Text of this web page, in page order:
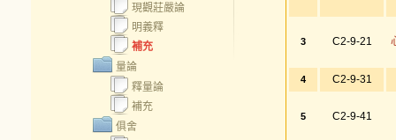
現觀莊嚴論
明義釋
補充
量論
釋量論
補充
俱舍
3 C2-9-21
4 C2-9-31
5 C2-9-41